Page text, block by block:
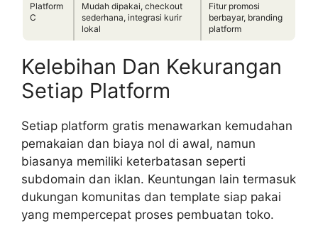
Platform
C
Mudah dipakai, checkout
sederhana, integrasi kurir
lokal
Fitur promosi
berbayar, branding
platform
Kelebihan Dan Kekurangan
Setiap Platform
Setiap platform gratis menawarkan kemudahan
pemakaian dan biaya nol di awal, namun
biasanya memiliki keterbatasan seperti
subdomain dan iklan. Keuntungan lain termasuk
dukungan komunitas dan template siap pakai
yang mempercepat proses pembuatan toko.